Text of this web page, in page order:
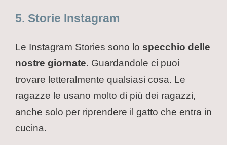
5. Storie Instagram
Le Instagram Stories sono lo specchio delle
nostre giornate. Guardandole ci puoi
trovare letteralmente qualsiasi cosa. Le
ragazze le usano molto di più dei ragazzi,
anche solo per riprendere il gatto che entra in
cucina.